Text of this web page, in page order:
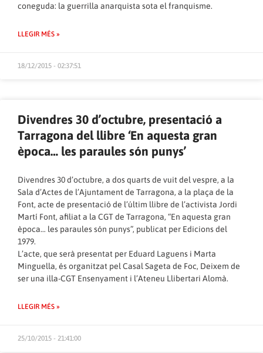
coneguda: la guerrilla anarquista sota el franquisme.
LLEGIR MÉS »
18/12/2015 - 02:37:51
Divendres 30 d’octubre, presentació a
Tarragona del llibre ‘En aquesta gran
època… les paraules són punys’
Divendres 30 d’octubre, a dos quarts de vuit del vespre, a la
Sala d’Actes de l’Ajuntament de Tarragona, a la plaça de la
Font, acte de presentació de l’últim llibre de l’activista Jordi
Martí Font, afiliat a la CGT de Tarragona, “En aquesta gran
època… les paraules són punys”, publicat per Edicions del
1979.
L’acte, que serà presentat per Eduard Laguens i Marta
Minguella, és organitzat pel Casal Sageta de Foc, Deixem de
ser una illa-CGT Ensenyament i l’Ateneu Llibertari Alomà.
LLEGIR MÉS »
25/10/2015 - 21:41:00